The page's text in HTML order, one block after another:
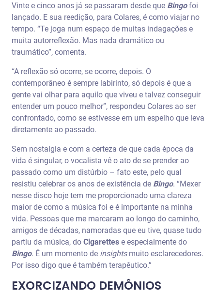
Vinte e cinco anos já se passaram desde que Bingofoi
lançado. E sua reedição, para Colares, é como viajar no
tempo. “Te joga num espaço de muitas indagações e
muita autorreflexão. Mas nada dramático ou
traumático”, comenta.
“A reflexão só ocorre, se ocorre, depois. O
contemporâneo é sempre labirinto, só depois é que a
gente vai olhar para aquilo que viveu e talvez conseguir
entender um pouco melhor”, respondeu Colares ao ser
confrontado, como se estivesse em um espelho que leva
diretamente ao passado.
Sem nostalgia e com a certeza de que cada época da
vida é singular, o vocalista vê o ato de se prender ao
passado como um distúrbio – fato este, pelo qual
resistiu celebrar os anos de existência de Bingo. “Mexer
nesse disco hoje tem me proporcionado uma clareza
maior de como a música foi e é importante na minha
vida. Pessoas que me marcaram ao longo do caminho,
amigos de décadas, namoradas que eu tive, quase tudo
partiu da música, do Cigarettes e especialmente do
Bingo. É um momento de insights muito esclarecedores.
Por isso digo que é também terapêutico.”
EXORCIZANDO DEMÔNIOS